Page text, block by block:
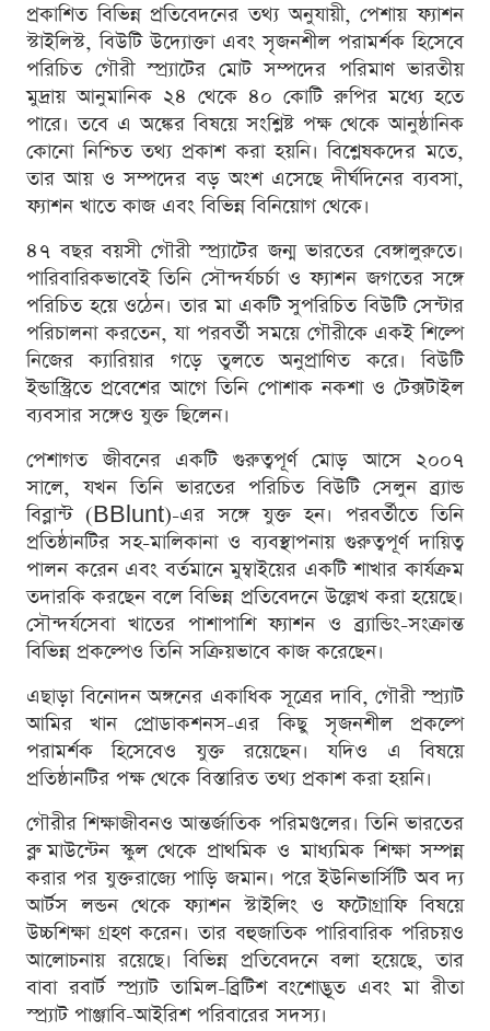
প্রকাশিত বিভিন্ন প্রতিবেদনের তথ্য অনুযায়ী, পেশায় ফ্যাশন
স্টাইলিস্ট, বিউটি উদ্যোক্তা এবং সৃজনশীল পরামর্শক হিসেবে
পরিচিত গৌরী স্প্র্যাটের মোট সম্পদের পরিমাণ ভারতীয়
মুদ্রায় আনুমানিক ২৪ থেকে ৪০ কোটি রুপির মধ্যে হতে
পারে। তবে এ অঙ্কের বিষয়ে সংশ্লিষ্ট পক্ষ থেকে আনুষ্ঠানিক
কোনো নিশ্চিত তথ্য প্রকাশ করা হয়নি। বিশ্লেষকদের মতে,
তার আয় ও সম্পদের বড় অংশ এসেছে দীর্ঘদিনের ব্যবসা,
ফ্যাশন খাতে কাজ এবং বিভিন্ন বিনিয়োগ থেকে।
৪৭ বছর বয়সী গৌরী স্প্র্যাটের জন্ম ভারতের বেঙ্গালুরুতে।
পারিবারিকভাবেই তিনি সৌন্দর্যচর্চা ও ফ্যাশন জগতের সঙ্গে
পরিচিত হয়ে ওঠেন। তার মা একটি সুপরিচিত বিউটি সেন্টার
পরিচালনা করতেন, যা পরবর্তী সময়ে গৌরীকে একই শিল্পে
নিজের ক্যারিয়ার গড়ে তুলতে অনুপ্রাণিত করে। বিউটি
ইন্ডাস্ট্রিতে প্রবেশের আগে তিনি পোশাক নকশা ও টেক্সটাইল
ব্যবসার সঙ্গেও যুক্ত ছিলেন।
পেশাগত জীবনের একটি গুরুত্বপূর্ণ মোড় আসে ২০০৭
সালে, যখন তিনি ভারতের পরিচিত বিউটি সেলুন ব্র্যান্ড
বিব্লান্ট (BBlunt)-এর সঙ্গে যুক্ত হন। পরবর্তীতে তিনি
প্রতিষ্ঠানটির সহ-মালিকানা ও ব্যবস্থাপনায় গুরুত্বপূর্ণ দায়িত্ব
পালন করেন এবং বর্তমানে মুম্বাইয়ের একটি শাখার কার্যক্রম
তদারকি করছেন বলে বিভিন্ন প্রতিবেদনে উল্লেখ করা হয়েছে।
সৌন্দর্যসেবা খাতের পাশাপাশি ফ্যাশন ও ব্র্যান্ডিং-সংক্রান্ত
বিভিন্ন প্রকল্পেও তিনি সক্রিয়ভাবে কাজ করেছেন।
এছাড়া বিনোদন অঙ্গনের একাধিক সূত্রের দাবি, গৌরী স্প্র্যাট
আমির খান প্রোডাকশনস-এর কিছু সৃজনশীল প্রকল্পে
পরামর্শক হিসেবেও যুক্ত রয়েছেন। যদিও এ বিষয়ে
প্রতিষ্ঠানটির পক্ষ থেকে বিস্তারিত তথ্য প্রকাশ করা হয়নি।
গৌরীর শিক্ষাজীবনও আন্তর্জাতিক পরিমণ্ডলের। তিনি ভারতের
ব্লু মাউন্টেন স্কুল থেকে প্রাথমিক ও মাধ্যমিক শিক্ষা সম্পন্ন
করার পর যুক্তরাজ্যে পাড়ি জমান। পরে ইউনিভার্সিটি অব দ্য
আর্টস লন্ডন থেকে ফ্যাশন স্টাইলিং ও ফটোগ্রাফি বিষয়ে
উচ্চশিক্ষা গ্রহণ করেন। তার বহুজাতিক পারিবারিক পরিচয়ও
আলোচনায় রয়েছে। বিভিন্ন প্রতিবেদনে বলা হয়েছে, তার
বাবা রবার্ট স্প্র্যাট তামিল-ব্রিটিশ বংশোদ্ভূত এবং মা রীতা
স্প্র্যাট পাঞ্জাবি-আইরিশ পরিবারের সদস্য।